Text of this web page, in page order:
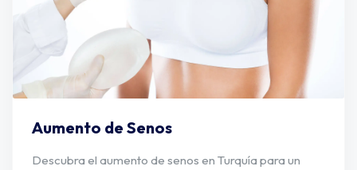
Aumento de Senos
Descubra el aumento de senos en Turquía para un